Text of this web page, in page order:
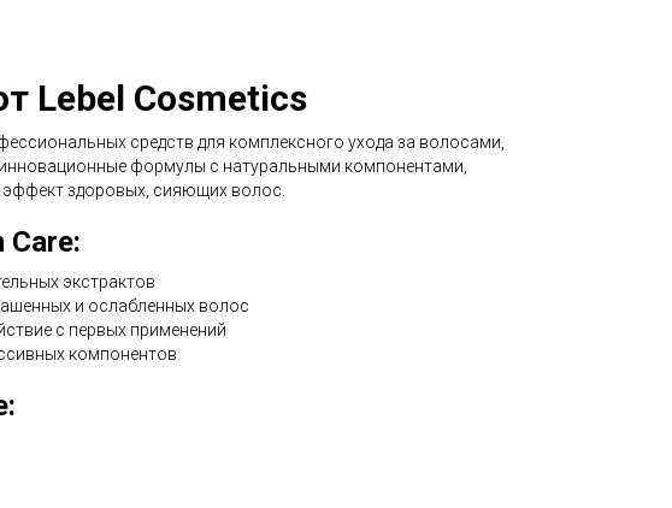
Lebel Cosmetics
средств для комплексного ухода за волосами,
формулы с натуральными компонентами,
здоровых, сияющих волос.
Care:
экстрактов
и ослабленных волос
с первых применений
компонентов